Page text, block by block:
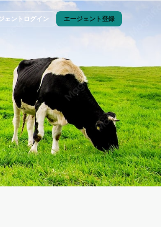
ェントログイン エージェント登録